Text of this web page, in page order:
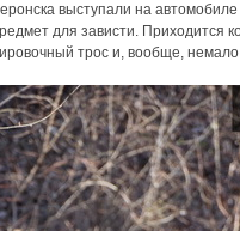
выступали на
для зависти. Приходится
трос и, вообще,